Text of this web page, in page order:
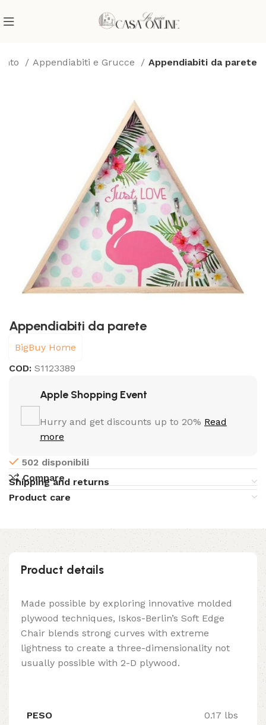
Appendiabiti e Grucce Appendiabiti da parete
Appendiabiti da parete
BigBuy Home
COD:S1123389
Apple Shopping Event
Hurry and get discounts up to 20% Read
more
502 disponibili
Compare
Shipping and returns
Product care
Product details
Made possible by exploring innovative molded
plywood techniques, Iskos-Berlin’s Soft Edge
Chair blends strong curves with extreme
lightness to create a three-dimensionality not
usually possible with 2-D plywood.
PESO 0.17 lbs